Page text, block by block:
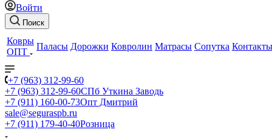
Войти
Поиск
Ковры
ОПТ
Паласы Дорожки Ковролин Матрасы Сопутка Контакты
+7 (963) 312-99-60
+7 (963) 312-99-60СПб Уткина Заводь
+7 (911) 160-00-73Опт Дмитрий
sale@seguraspb.ru
+7 (911) 179-40-40Розница